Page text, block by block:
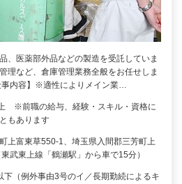
、医薬部外品などの製造を受託していま
理など、倉庫管理業務全般をお任せしま
事内容】※適性によりメイン業…
※前職の給与、経験・スキル・資格に
もあります
上富東草550-1、埼玉県入間郡三芳町上
武東上線「鶴瀬駅」から車で15分）
下（例外事由3号のイ／長期勤続によるキ